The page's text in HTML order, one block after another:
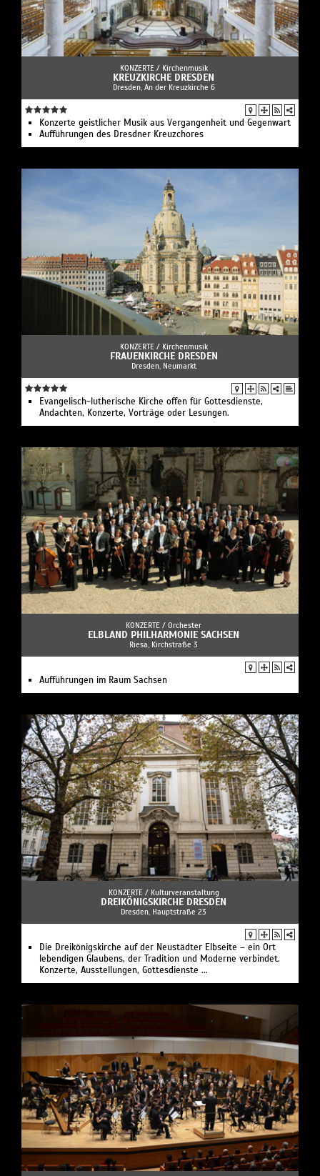
KONZERTE / Kirchenmusik
KREUZKIRCHE DRESDEN
Dresden, An der Kreuzkirche 6
Konzerte geistlicher Musik aus Vergangenheit und Gegenwart
Aufführungen des Dresdner Kreuzchores
KONZERTE / Kirchenmusik
FRAUENKIRCHE DRESDEN
Dresden, Neumarkt
Evangelisch-lutherische Kirche offen für Gottesdienste,
Andachten, Konzerte, Vorträge oder Lesungen.
KONZERTE / Orchester
ELBLAND PHILHARMONIE SACHSEN
Riesa, Kirchstraße 3
Aufführungen im Raum Sachsen
KONZERTE / Kulturveranstaltung
DREIKÖNIGSKIRCHE DRESDEN
Dresden, Hauptstraße 23
Die Dreikönigskirche auf der Neustädter Elbseite – ein Ort
lebendigen Glaubens, der Tradition und Moderne verbindet.
Konzerte, Ausstellungen, Gottesdienste ...